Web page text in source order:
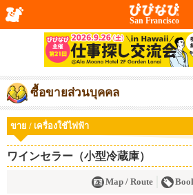
San Francisco
ซื้อขายส่วนบุคคล
ขาย / เครื่องใช้ไฟฟ้า
ワインセラー（小型冷蔵庫）
Map / Route